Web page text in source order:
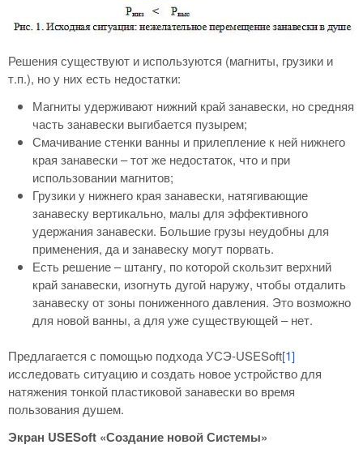
Решения существуют и используются (магниты, грузики и
т.п.), но у них есть недостатки:
Магниты удерживают нижний край занавески, но средняя
часть занавески выгибается пузырем;
Смачивание стенки ванны и прилепление к ней нижнего
края занавески – тот же недостаток, что и при
использовании магнитов;
Грузики у нижнего края занавески, натягивающие
занавеску вертикально, малы для эффективного
удержания занавески. Большие грузы неудобны для
применения, да и занавеску могут порвать.
Есть решение – штангу, по которой скользит верхний
край занавески, изогнуть дугой наружу, чтобы отдалить
занавеску от зоны пониженного давления. Это возможно
для новой ванны, а для уже существующей – нет.
Предлагается с помощью подхода УСЭ-USESoft[1]
исследовать ситуацию и создать новое устройство для
натяжения тонкой пластиковой занавески во время
пользования душем.
Экран USESoft «Создание новой Системы»